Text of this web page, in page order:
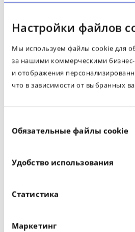
Настройки файлов
Мы используем файлы cookie для
за нашими коммерческими бизнес-
и отображения
что в зависимости от выбранных
согласия
Обязательные файлы cookie
Удобство использования
Статистика
Маркетинг